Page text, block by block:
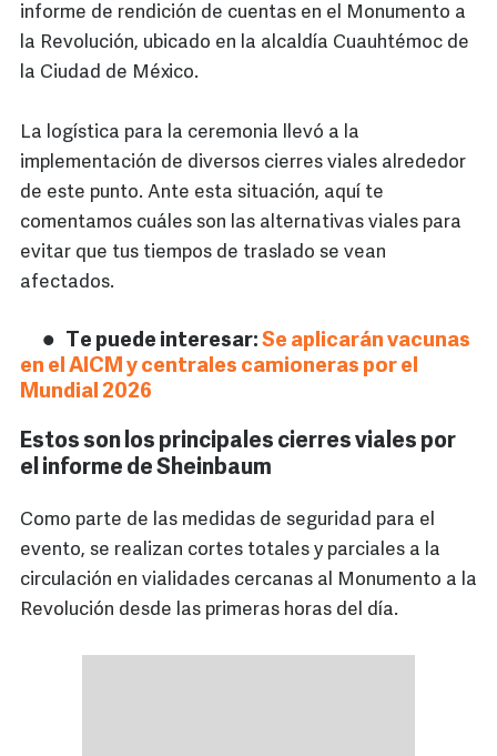
informe de rendición de cuentas en el Monumento a
la Revolución, ubicado en la alcaldía Cuauhtémoc de
la Ciudad de México.
La logística para la ceremonia llevó a la
implementación de diversos cierres viales alrededor
de este punto. Ante esta situación, aquí te
comentamos cuáles son las alternativas viales para
evitar que tus tiempos de traslado se vean
afectados.
Te puede interesar: Se aplicarán vacunas
en el AICM y centrales camioneras por el
Mundial 2026
Estos son los principales cierres viales por
el informe de Sheinbaum
Como parte de las medidas de seguridad para el
evento, se realizan cortes totales y parciales a la
circulación en vialidades cercanas al Monumento a la
Revolución desde las primeras horas del día.